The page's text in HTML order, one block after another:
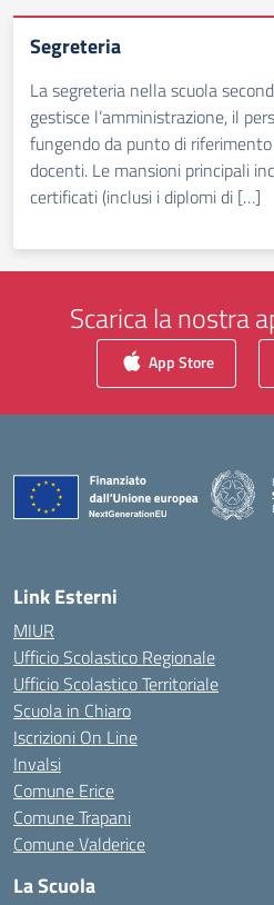
Segreteria
La segreteria nella scuola
gestisce l’amministrazione, il
fungendo da punto di
docenti. Le mansioni principali
certificati (inclusi i diplomi di […]
Scarica la nostra
App Store
Link Esterni
MIUR
Ufficio Scolastico Regionale
Ufficio Scolastico Territoriale
Scuola in Chiaro
Iscrizioni On Line
Invalsi
Comune Erice
Comune Trapani
Comune Valderice
La Scuola